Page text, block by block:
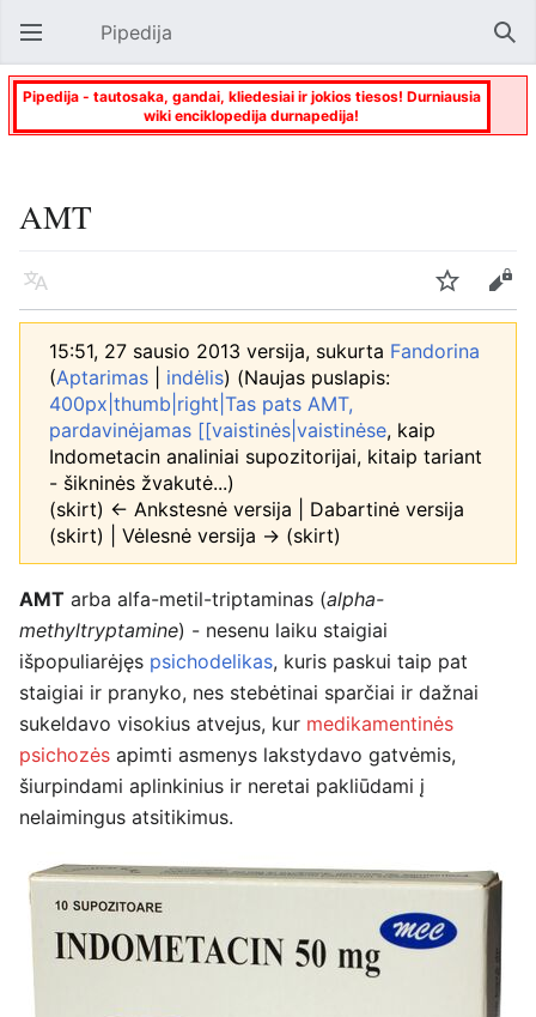
Atverti pagrindinį meniu Pipedija
Pipedija - tautosaka, gandai, kliedesiai ir jokios tiesos! Durniausia
wiki enciklopedija durnapedija!
AMT
Kalba Stebėti Keisti
15:51, 27 sausio 2013 versija, sukurta Fandorina
(Aptarimas indėlis) (Naujas puslapis:
400px|thumb|right|Tas pats AMT,
pardavinėjamas [[vaistinės|vaistinėse, kaip
Indometacin analiniai supozitorijai, kitaip tariant
- šikninės žvakutė...)
(skirt) ← Ankstesnė versija | Dabartinė versija
(skirt) | Vėlesnė versija → (skirt)
AMT arba alfa-metil-triptaminas (alpha-
methyltryptamine) - nesenu laiku staigiai
išpopuliarėjęs psichodelikas, kuris paskui taip pat
staigiai ir pranyko, nes stebėtinai sparčiai ir dažnai
sukeldavo visokius atvejus, kur medikamentinės
psichozės apimti asmenys lakstydavo gatvėmis,
šiurpindami aplinkinius ir neretai pakliūdami į
nelaimingus atsitikimus.